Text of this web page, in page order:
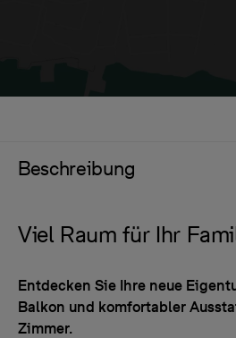
Beschreibung
Viel Raum für Ihr
Entdecken Sie Ihre neue
Balkon und komfortabler
Zimmer.